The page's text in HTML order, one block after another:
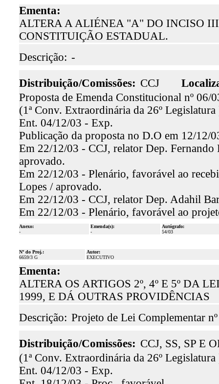
Ementa:
ALTERA A ALIÉNEA "A" DO INCISO
CONSTITUIÇÃO ESTADUAL.
Descrição: -
Distribuição/Comissões: CCJ
Proposta de Emenda Constitucional nº
(1ª Conv. Extraordinária da 26º Legislatura
Ent. 04/12/03 - Exp.
Publicação da proposta no D.O em 12/12/
Em 22/12/03 - CCJ, relator Dep.
aprovado.
Em 22/12/03 - Plenário, favorável ao
Lopes / aprovado.
Em 22/12/03 - CCJ, relator Dep. Adahil
Em 22/12/03 - Plenário, favorável ao
Anexo:
-
Emenda(s):
-
Autógrafo:
54/03
Nº do Proj.:
6659/3 G
Autor:
EXECUTIVO
Ementa:
ALTERA OS ARTIGOS 2º, 4º E 5º DA
1999, E DÁ OUTRAS PROVIDÊNCIAS
Descrição: Projeto de Lei Complementar
Distribuição/Comissões: CCJ, SS, SP E
(1ª Conv. Extraordinária da 26º Legislatura
Ent. 04/12/03 - Exp.